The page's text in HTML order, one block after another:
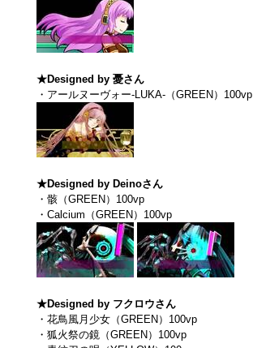
★Designed by 憂さん
・アールヌーヴォー-LUKA-（GREEN）100vp
★Designed by Deinoさん
・骸（GREEN）100vp
・Calcium（GREEN）100vp
★Designed by フクロウさん
・花鳥風月少女（GREEN）100vp
・狐火祭の鏡（GREEN）100vp